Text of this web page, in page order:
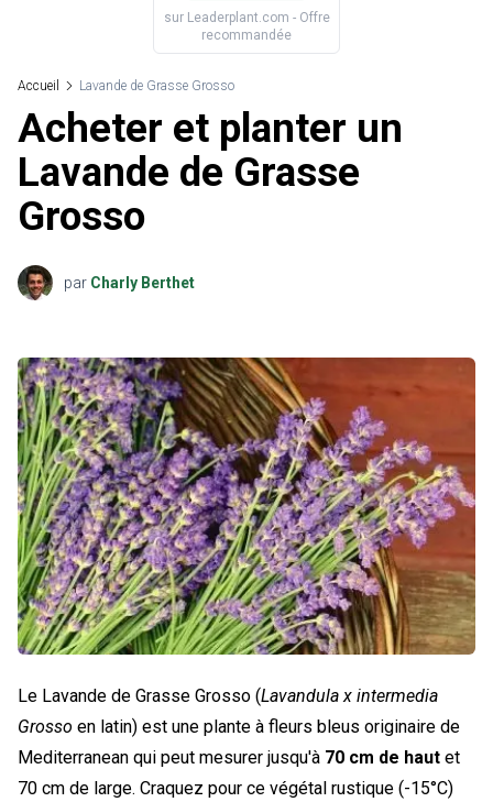
sur Leaderplant.com - Offre
recommandée
Accueil Lavande de Grasse Grosso
Acheter et planter un
Lavande de Grasse
Grosso
par Charly Berthet
Le Lavande de Grasse Grosso (Lavandula x intermedia
Grosso en latin) est une plante à fleurs bleus originaire de
Mediterranean qui peut mesurer jusqu'à 70 cm de haut et
70 cm de large. Craquez pour ce végétal rustique (-15°C)